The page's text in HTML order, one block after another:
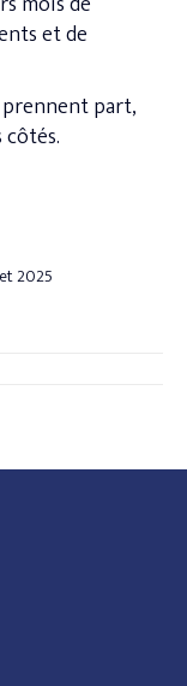
et de
part,
2025